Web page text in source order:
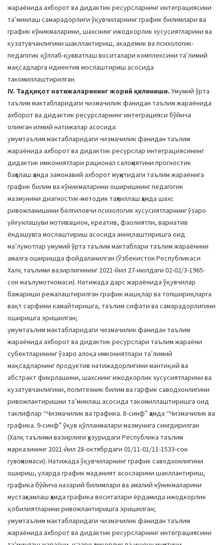
жараёнида ахборот ва дидактик ресурсларнинг интеграциясини
таʼминлаш самарадорлиги ўқувчиларнинг график билимлари ва
график кўникмаларини, шахснинг ижодкорлик хусусиятларини ва
кузатувчанлигини шакллантириш, академик ва психологик-
педагогик қўллаб-қувватлаш воситалари комплексини таʼлимий
мақсадларга идиентив мослаштириш асосида
такомиллаштирилган.
IV. Тадқиқот натижаларининг жорий қилиниши. Умумий ўрта
таълим мактабларидаги чизмачилик фанидан таълим жараёнида
ахборот ва дидактик ресурсларнинг интеграцияси бўйича
олинган илмий натижалар асосида:
умумтаълим мактабларидаги чизмачилик фанидан таълим
жараёнида ахборот ва дидактик ресурслар интеграциясининг
дидактик имкониятлари рационал салоҳиятини прогностик
баҳолаш ҳамда замонавий ахборот муҳитидаги таълим жараёнига
график билим ва кўникмаларини оширишнинг педагогик
мазмунини диагностик-методик таҳлиллаш ҳамда шахс
ривожланишини белгиловчи психологик хусусиятларнинг ўзаро
уйғунлашуви мотивацион, креатив, фаолиятли, вариатив
ёндашувга мослаштириш асосида аниқлаштиришга оид
маʼлумотлар умумий ўрта таълим мактаблари таълим жараёнини
амалга оширишда фойдаланилган (Ўзбекистон Республикаси
Халқ таълими вазирлигининг 2021-йил 27-июлдаги 02-02/3-1965-
сон маълумотномаси). Натижада дарс жараёнида ўқувчилар
бажариши режалаштирилган график машқлар ва топшириқларга
вақт сарфини камайтиришга, таълим сифати ва самарадорлигини
оширишга эришилган;
умумтаълим мактабларидаги чизмачилик фанидан таълим
жараёнида ахборот ва дидактик ресурслари таълим жараёни
субектларининг ўзаро алоқа имкониятлари таʼлимий
мақсадларнинг продуктив натижадорлигини мантиқий ва
абстракт фикрлашини, шахснинг ижодкорлик хусусиятларини ва
кузатувчанлигини, политехник билим ва гарфик саводхонлигини
ривожлантиришни таʼминлаш асосида такомиллаштиришга оид
таклифлар “Чизмачилик ва графика. 8-синф” ҳамда “Чизмачилик ва
графика. 9-синф” ўқув қўлланмалари мазмунига сингдирилган
(Халқ таълими вазирлиги ҳузуридаги Республика таълим
марказининг 2021-йил 28-октябрдаги 01/11-01/11-1533-сон
гувоҳномаси). Натижада ўқувчиларнинг график саводхонлигини
ошириш, уларда график маданият асосларини шакллантириш,
графика бўйича назарий билимлари ва амалий кўникмаларини
мустаҳкамлаш ҳамда графика воситалари ёрдамида ижодкорлик
қобилиятларини ривожлантиришга эришилган;
умумтаълим мактабларидаги чизмачилик фанидан таълим
жараёнида ахборот ва дидактик ресурсларнинг интеграциясини